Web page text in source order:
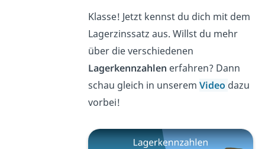
Klasse! Jetzt kennst du dich mit dem
Lagerzinssatz aus. Willst du mehr
über die verschiedenen
Lagerkennzahlen erfahren? Dann
schau gleich in unseremVideo dazu
vorbei!